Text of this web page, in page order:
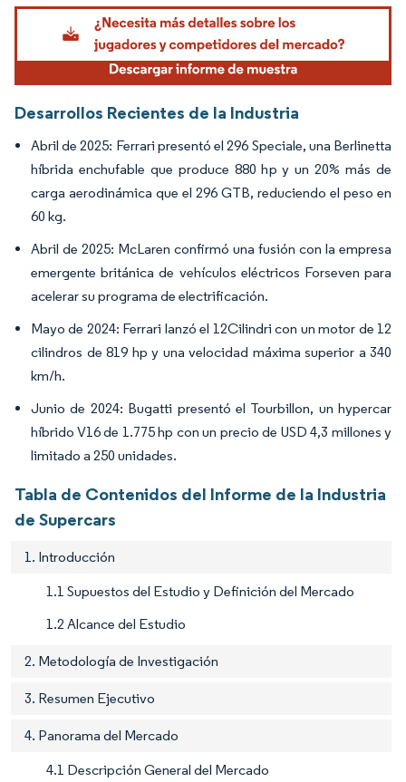
Imagen © Mordor Intelligence. El uso requiere atribución según CC BY 4.0.
Desarrollos Recientes de la Industria
Abril de 2025: Ferrari presentó el 296 Speciale, una Berlinetta
híbrida enchufable que produce 880 hp y un 20% más de
carga aerodinámica que el 296 GTB, reduciendo el peso en
60 kg.
Abril de 2025: McLaren confirmó una fusión con la empresa
emergente británica de vehículos eléctricos Forseven para
acelerar su programa de electrificación.
Mayo de 2024: Ferrari lanzó el 12Cilindri con un motor de 12
cilindros de 819 hp y una velocidad máxima superior a 340
km/h.
Junio de 2024: Bugatti presentó el Tourbillon, un hypercar
híbrido V16 de 1.775 hp con un precio de USD 4,3 millones y
limitado a 250 unidades.
Tabla de Contenidos del Informe de la Industria
de Supercars
1. Introducción
1.1 Supuestos del Estudio y Definición del Mercado
1.2 Alcance del Estudio
2. Metodología de Investigación
3. Resumen Ejecutivo
4. Panorama del Mercado
4.1 Descripción General del Mercado